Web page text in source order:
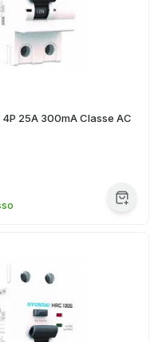
25A 300mA Classe AC